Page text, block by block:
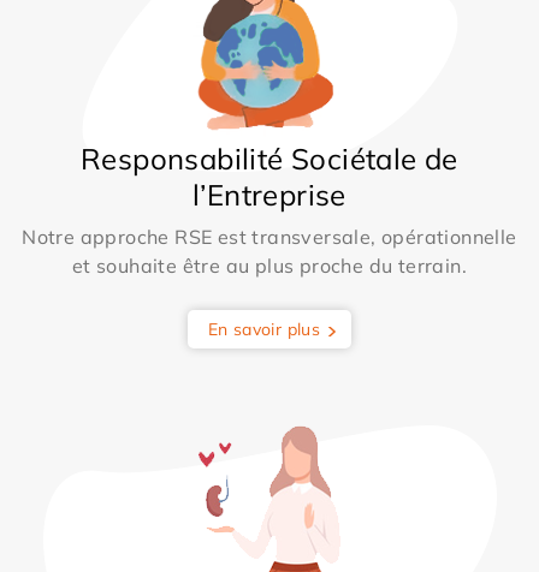
Responsabilité Sociétale de
l’Entreprise
Notre approche RSE est transversale, opérationnelle
et souhaite être au plus proche du terrain.
En savoir plus